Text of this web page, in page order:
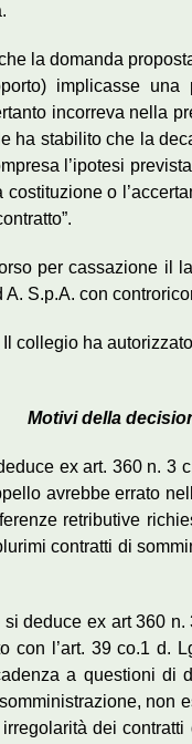
la domanda
implicasse
incorreva nella
ha stabilito che la
l’ipotesi
o
per cassazione il
S.p.A. con
collegio ha
Motivi della
ex art. 360 n. 3
avrebbe errato
retributive
contratti di
deduce ex art 360
con l’art. 39 co.1 d.
a questioni di
non
dei